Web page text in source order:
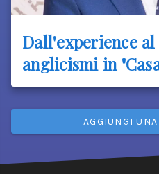
Dall'experience
anglicismi in
AGGIUNGI